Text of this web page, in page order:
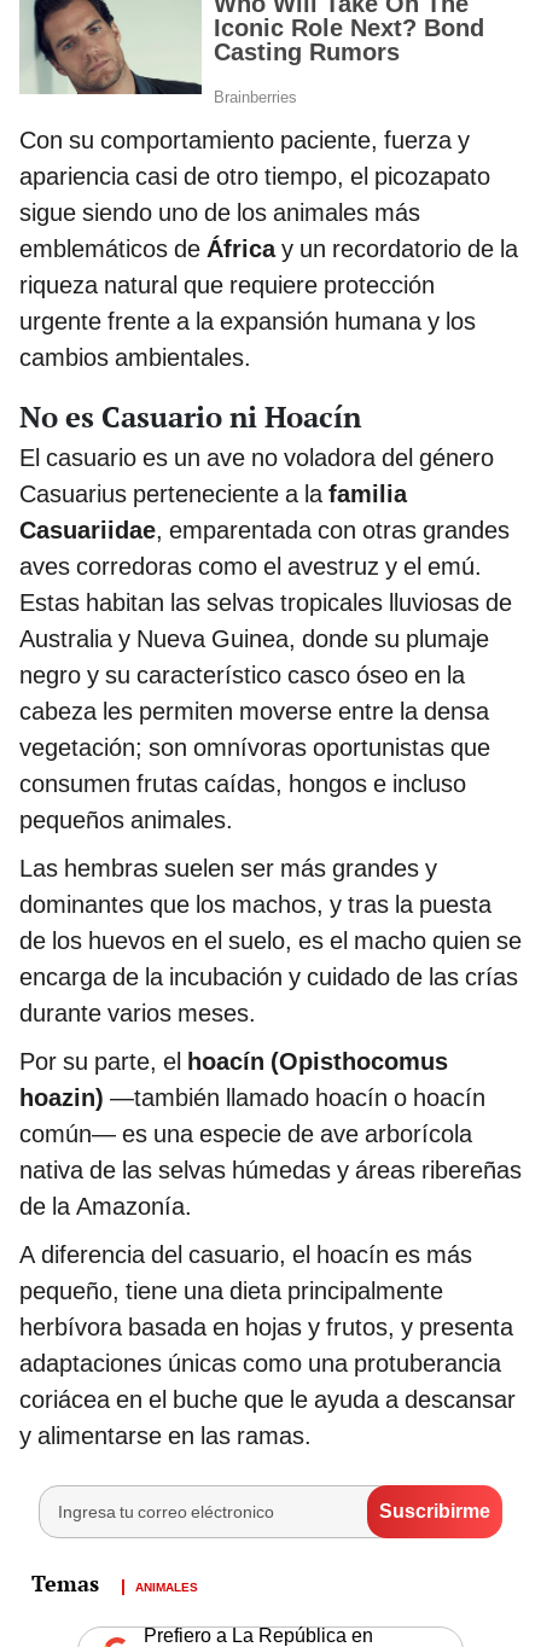
Con su comportamiento paciente, fuerza y
apariencia casi de otro tiempo, el picozapato
sigue siendo uno de los animales más
emblemáticos de Áfricay un recordatorio de la
riqueza natural que requiere protección
urgente frente a la expansión humana y los
cambios ambientales.
No es Casuario ni Hoacín
El casuario es un ave no voladora del género
Casuarius perteneciente a la familia
Casuariidae, emparentada con otras grandes
aves corredoras como el avestruz y el emú.
Estas habitan las selvas tropicales lluviosas de
Australia y Nueva Guinea, donde su plumaje
negro y su característico casco óseo en la
cabeza les permiten moverse entre la densa
vegetación; son omnívoras oportunistas que
consumen frutas caídas, hongos e incluso
pequeños animales.
Las hembras suelen ser más grandes y
dominantes que los machos, y tras la puesta
de los huevos en el suelo, es el macho quien se
encarga de la incubación y cuidado de las crías
durante varios meses.
Por su parte, el hoacín (Opisthocomus
hoazin) —también llamado hoacín o hoacín
común— es una especie de ave arborícola
nativa de las selvas húmedas y áreas ribereñas
de la Amazonía.
A diferencia del casuario, el hoacín es más
pequeño, tiene una dieta principalmente
herbívora basada en hojas y frutos, y presenta
adaptaciones únicas como una protuberancia
coriácea en el buche que le ayuda a descansar
y alimentarse en las ramas.
ANIMALES
Prefiero a La República en